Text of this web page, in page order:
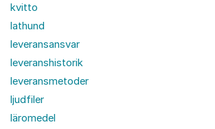
kvitto
lathund
leveransansvar
leveranshistorik
leveransmetoder
ljudfiler
läromedel